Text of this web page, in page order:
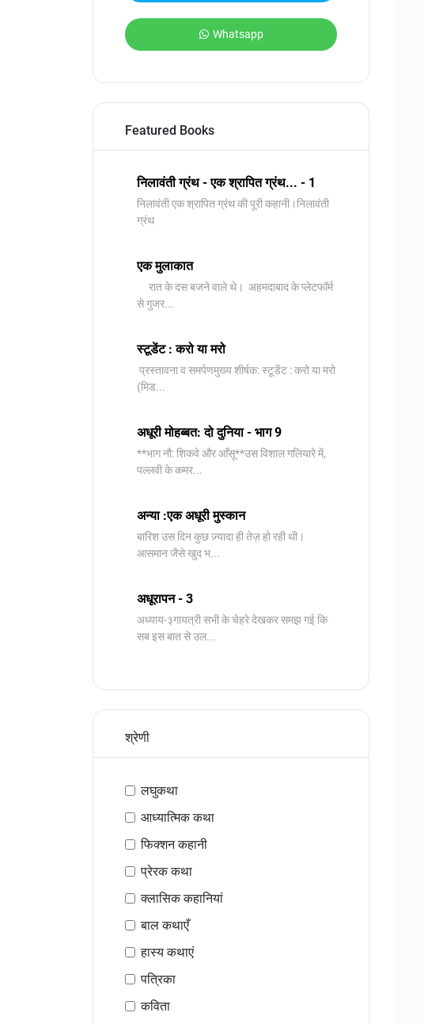
Whatsapp
Featured Books
निलावंती ग्रंथ - एक श्रापित ग्रंथ... - 1
निलावंती एक श्रापित ग्रंथ की पूरी कहानी।निलावंती
ग्रंथ
एक मुलाकात
रात के दस बजने वाले थे। अहमदाबाद के प्लेटफॉर्म
से गुजर...
स्टूडेंट : करो या मरो
प्रस्तावना व समर्पणमुख्य शीर्षक: स्टूडेंट : करो या मरो
(मिड...
अधूरी मोहब्बत: दो दुनिया - भाग 9
**भाग नौ: शिकवे और आँसू**उस विशाल गलियारे में,
पल्लवी के कमर...
अन्या :एक अधूरी मुस्कान
बारिश उस दिन कुछ ज़्यादा ही तेज़ हो रही थी।
आसमान जैसे खुद भ...
अधूरापन - 3
अध्याय-३गायत्री सभी के चेहरे देखकर समझ गई कि
सब इस बात से उल...
श्रेणी
लघुकथा
आध्यात्मिक कथा
फिक्शन कहानी
प्रेरक कथा
क्लासिक कहानियां
बाल कथाएँ
हास्य कथाएं
पत्रिका
कविता